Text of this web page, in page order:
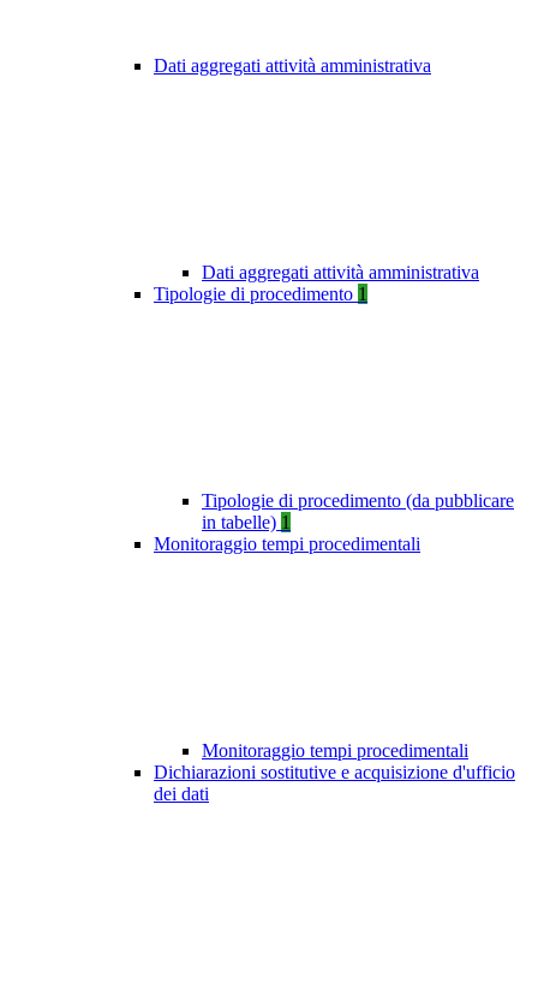
Dati aggregati attività amministrativa
Dati aggregati attività amministrativa
Tipologie di procedimento 1
Tipologie di procedimento (da pubblicare
in tabelle) 1
Monitoraggio tempi procedimentali
Monitoraggio tempi procedimentali
Dichiarazioni sostitutive e acquisizione d'ufficio
dei dati